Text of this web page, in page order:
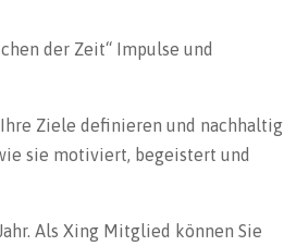
der Zeit“ Impulse und
Ziele definieren und nachhaltig
sie motiviert, begeistert und
Als Xing Mitglied können Sie